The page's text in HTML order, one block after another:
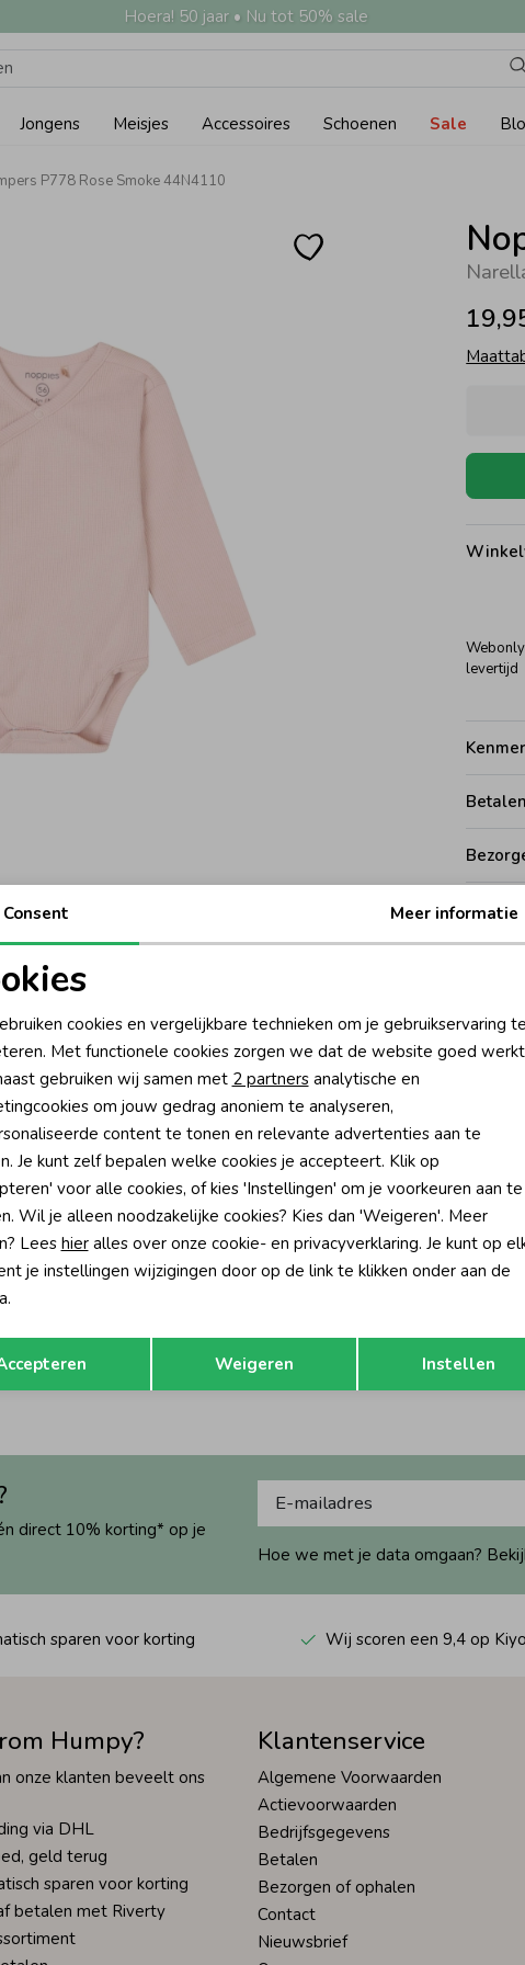
Hoera! 50 jaar • Nu tot 50% sale
Jongens Meisjes Accessoires Schoenen Sale
P778 Rose Smoke 44N4110
levertijd
Betalen
Ruilen
-50% korting
direct 10% korting* op je
Hoe we met je data omgaan?
sparen voor korting Wij scoren een 9,4 op
Humpy?
onze klanten beveelt ons
via DHL
geld terug
sparen voor korting
betalen met Riverty
Klantenservice
Algemene Voorwaarden
Actievoorwaarden
Bedrijfsgegevens
Betalen
Bezorgen of ophalen
Contact
Nieuwsbrief
cookies
cookies Marketing cookies
Terug Opslaan
Consent Meer informatie
cookies en vergelijkbare technieken om je gebruikservaring te
Met functionele cookies zorgen we dat de website goed
gebruiken wij samen met 2 partnersanalytische en
om jouw gedrag anoniem te analyseren,
content te tonen en relevante advertenties aan te
Je kunt zelf bepalen welke cookies je accepteert. Klik op
voor alle cookies, of kies 'Instellingen' om je voorkeuren aan te
Wil je alleen noodzakelijke cookies? Kies dan 'Weigeren'. Meer
Lees hieralles over onze cookie- en privacyverklaring. Je kunt op
je instellingen wijzigingen door op de link te klikken onder aan de
Weigeren Instellen